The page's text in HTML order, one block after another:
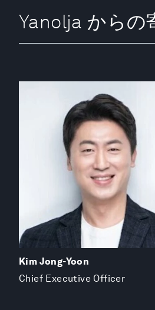
Yanolja からの
Kim Jong-Yoon
Chief Executive Officer